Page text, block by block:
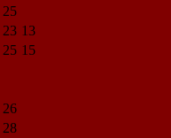
25
23 13
25 15
26
28